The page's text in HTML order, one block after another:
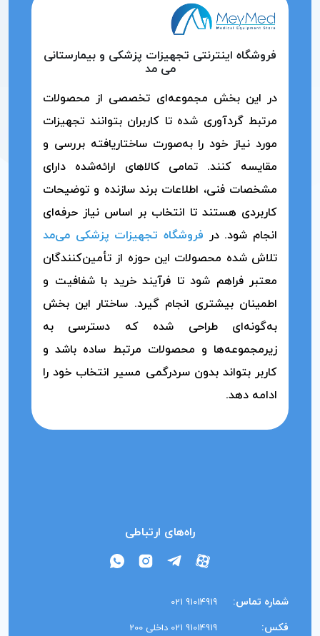
فروشگاه اینترنتی تجهیزات پزشکی و بیمارستانی
می مد
در این بخش مجموعه‌ای تخصصی از محصولات
مرتبط گردآوری شده تا کاربران بتوانند تجهیزات
مورد نیاز خود را به‌صورت ساختاریافته بررسی و
مقایسه کنند. تمامی کالاهای ارائه‌شده دارای
مشخصات فنی، اطلاعات برند سازنده و توضیحات
کاربردی هستند تا انتخاب بر اساس نیاز حرفه‌ای
انجام شود. در فروشگاه تجهیزات پزشکی می‌مد
تلاش شده محصولات این حوزه از تأمین‌کنندگان
معتبر فراهم شود تا فرآیند خرید با شفافیت و
اطمینان بیشتری انجام گیرد. ساختار این بخش
به‌گونه‌ای طراحی شده که دسترسی به
زیرمجموعه‌ها و محصولات مرتبط ساده باشد و
کاربر بتواند بدون سردرگمی مسیر انتخاب خود را
ادامه دهد.
راه‌های ارتباطی
شماره تماس: 91014919 021
فکس: 91014919 021 داخلی 200